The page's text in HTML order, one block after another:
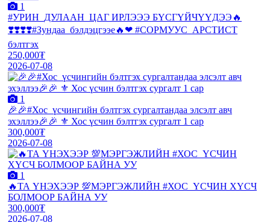
1
#УРИН_ДУЛААН_ЦАГ ИРЛЭЭЭ БҮСГҮЙЧҮҮДЭЭ🔥
❣️❣️❣️❣️#Зундаа_бэлдэцгээе🔥❤ #СОРМУУС_АРСТИСТ
бэлтгэх
250,000₮
2026-07-08
1
🎉🎉#Хос_үсчингийн бэлтгэх сургалтандаа элсэлт авч
эхэллээ🎉🎉 ⚜️ Хос үсчин бэлтгэх сургалт 1 сар
300,000₮
2026-07-08
1
🔥ТА ҮНЭХЭЭР 💯МЭРГЭЖЛИЙН #ХОС_ҮСЧИН ХҮСЧ
БОЛМООР БАЙНА УУ
300,000₮
2026-07-08